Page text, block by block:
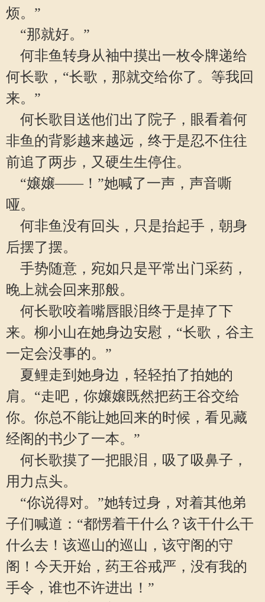
烦。”
“那就好。”
何非鱼转身从袖中摸出一枚令牌递给
何长歌，“长歌，那就交给你了。等我回
来。”
何长歌目送他们出了院子，眼看着何
非鱼的背影越来越远，终于是忍不住往
前追了两步，又硬生生停住。
“嬢嬢——！”她喊了一声，声音嘶
哑。
何非鱼没有回头，只是抬起手，朝身
后摆了摆。
手势随意，宛如只是平常出门采药，
晚上就会回来那般。
何长歌咬着嘴唇眼泪终于是掉了下
来。柳小山在她身边安慰，“长歌，谷主
一定会没事的。”
夏鲤走到她身边，轻轻拍了拍她的
肩。“走吧，你嬢嬢既然把药王谷交给
你。你总不能让她回来的时候，看见藏
经阁的书少了一本。”
何长歌摸了一把眼泪，吸了吸鼻子，
用力点头。
“你说得对。”她转过身，对着其他弟
子们喊道：“都愣着干什么？该干什么干
什么去！该巡山的巡山，该守阁的守
阁！今天开始，药王谷戒严，没有我的
手令，谁也不许进出！”